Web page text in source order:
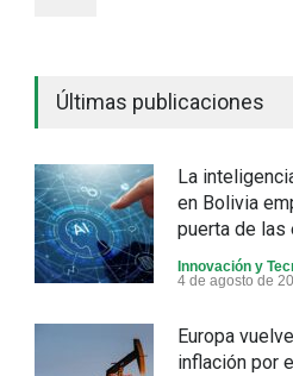
Últimas publicaciones
La
en Bolivia
puerta de las
Innovación y
4 de agosto de
Europa
inflación por